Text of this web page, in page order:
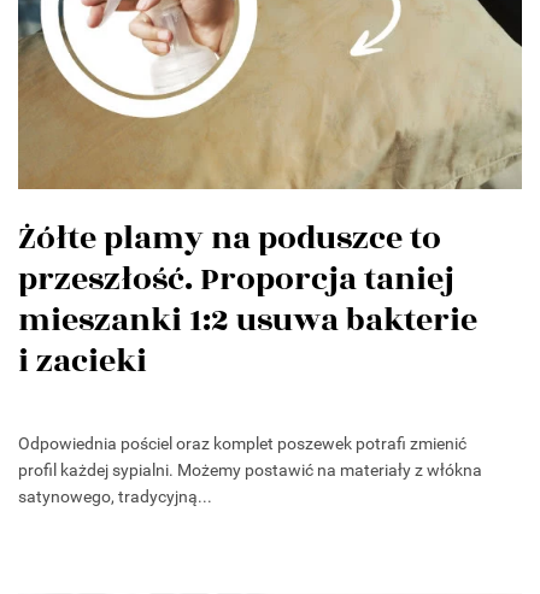
Żółte plamy na poduszce to
przeszłość. Proporcja taniej
mieszanki 1:2 usuwa bakterie
i zacieki
Odpowiednia pościel oraz komplet poszewek potrafi zmienić
profil każdej sypialni. Możemy postawić na materiały z włókna
satynowego, tradycyjną...